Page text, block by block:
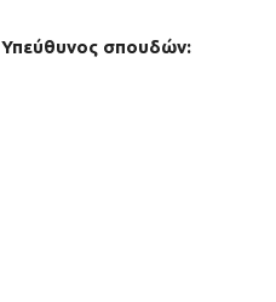
Υπεύθυνος σπουδών: